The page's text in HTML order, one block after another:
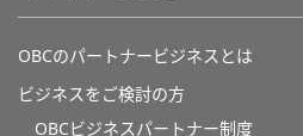
OBCのパートナービジネスとは
ビジネスをご検討の方
OBCビジネスパートナー制度